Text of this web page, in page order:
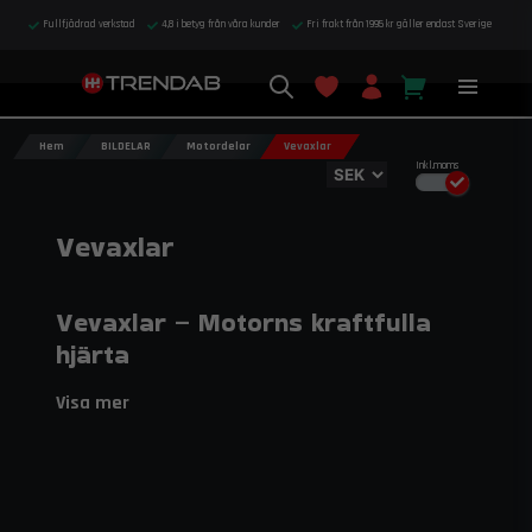
Fullfjädrad verkstad 4,8 i betyg från våra kunder Fri frakt från 1995 kr gäller endast Sverige
Inkl.moms
Hem BILDELAR Motordelar Vevaxlar
Vevaxlar
Vevaxlar – Motorns kraftfulla
hjärta
Maximera din motors hållbarhet och prestanda med
en vevaxel som är konstruerad för att tåla extrema
Visa mer